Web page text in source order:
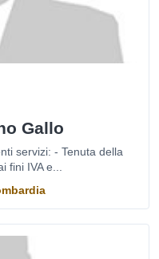
Gallo
servizi: - Tenuta della
IVA e...